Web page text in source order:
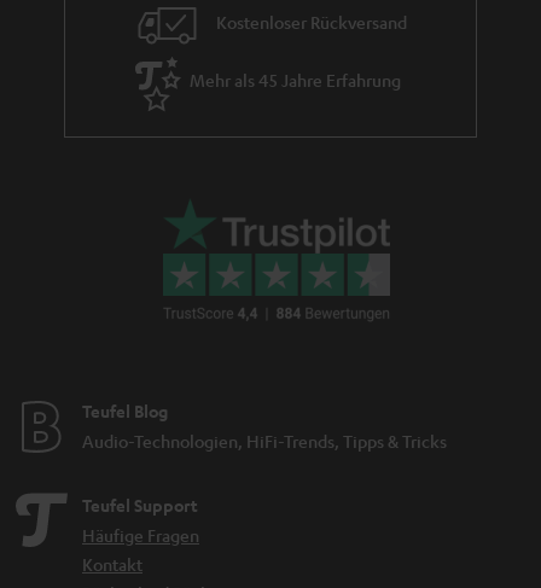
Kostenloser Rückversand
Mehr als 45 Jahre Erfahrung
Teufel Blog
Audio-Technologien, HiFi-Trends, Tipps & Tricks
Teufel Support
Häufige Fragen
Kontakt